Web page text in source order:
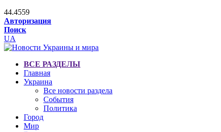
44.4559
Авторизация
Поиск
UA
ВСЕ РАЗДЕЛЫ
Главная
Украина
Все новости раздела
События
Политика
Город
Мир